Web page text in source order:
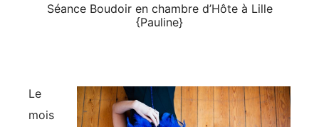
Séance Boudoir en chambre d’Hôte à Lille
{Pauline}
Le
mois